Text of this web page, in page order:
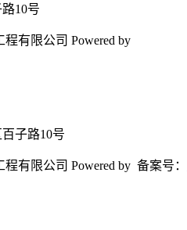
10号
有限公司 Powered by
子路10号
有限公司 Powered by 备案号：